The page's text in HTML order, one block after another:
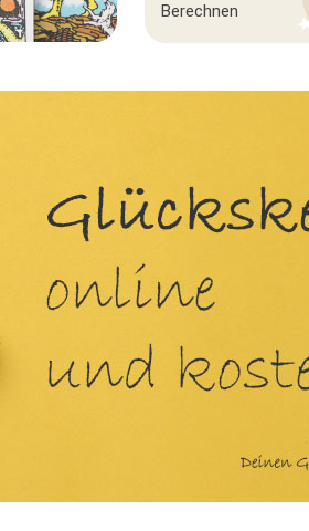
Berechnen